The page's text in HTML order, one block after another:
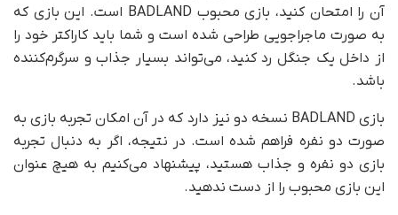
آن را امتحان کنید، بازی محبوب BADLAND است. این بازی که
به صورت ماجراجویی طراحی شده است و شما باید کاراکتر خود را
از داخل یک جنگل رد کنید، می‌تواند بسیار جذاب و سرگرم‌کننده
باشد.
بازی BADLAND نسخه دو نیز دارد که در آن امکان تجربه بازی به
صورت دو نفره فراهم شده است. در نتیجه، اگر به دنبال تجربه
بازی دو نفره و جذاب هستید، پیشنهاد می‌کنیم به هیچ عنوان
این بازی محبوب را از دست ندهید.